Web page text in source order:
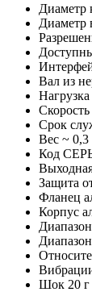
Диаметр
Диаметр
Вал из
Срок
Вес ~ 0,3
Код
Защита
Фланец
Корпус
Шок 20 г